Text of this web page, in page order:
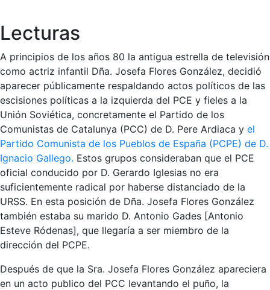
Lecturas
A principios de los años 80 la antigua estrella de televisión
como actriz infantil Dña. Josefa Flores González, decidió
aparecer públicamente respaldando actos políticos de las
escisiones políticas a la izquierda del PCE y fieles a la
Unión Soviética, concretamente el Partido de los
Comunistas de Catalunya (PCC) de D. Pere Ardiaca y el
Partido Comunista de los Pueblos de España (PCPE) de D.
Ignacio Gallego. Estos grupos consideraban que el PCE
oficial conducido por D. Gerardo Iglesias no era
suficientemente radical por haberse distanciado de la
URSS. En esta posición de Dña. Josefa Flores González
también estaba su marido D. Antonio Gades [Antonio
Esteve Ródenas], que llegaría a ser miembro de la
dirección del PCPE.
Después de que la Sra. Josefa Flores González apareciera
en un acto publico del PCC levantando el puño, la